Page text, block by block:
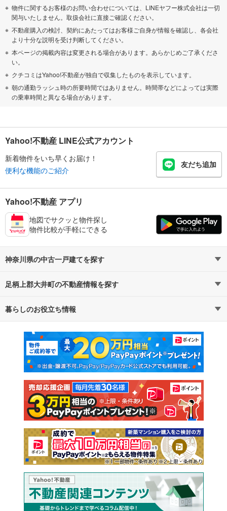
物件に関するお客様のお問い合わせについては、LINEヤフー株式会社は一切
関与いたしません。取扱会社に直接ご確認ください。
不動産購入の検討、契約にあたってはお客様ご自身が情報を確認し、各会社
より十分な説明を受け判断してください。
本ページの掲載内容は変更される場合があります。あらかじめご了承くださ
い。
クチコミはYahoo!不動産が独自で収集したものを表示しています。
朝の通勤ラッシュ時の所要時間ではありません。時間帯などによっては実際
の乗車時間と異なる場合があります。
Yahoo!不動産 LINE公式アカウント
新着物件をいち早くお届け！
便利な機能のご紹介
友だち追加
Yahoo!不動産 アプリ
地図でサクッと物件探し
物件比較が手軽にできる
神奈川県の中古一戸建てを探す
路線・駅から探す
通勤・通学時間から探す
足柄上郡大井町の不動産情報を探す
不動産・住宅
新築マンション 中古マンション
新築一戸建て 中古一戸建て
注文住宅 土地
売却査定
暮らしのお役立ち情報
マンションカタログ 教えて！住まいの先生